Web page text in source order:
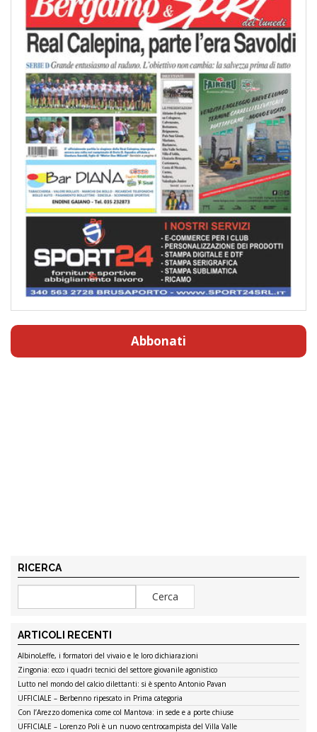
Abbonati
RICERCA
ARTICOLI RECENTI
AlbinoLeffe, i formatori del vivaio e le loro dichiarazioni
Zingonia: ecco i quadri tecnici del settore giovanile agonistico
Lutto nel mondo del calcio dilettanti: si è spento Antonio Pavan
UFFICIALE – Berbenno ripescato in Prima categoria
Con l’Arezzo domenica come col Mantova: in sede e a porte chiuse
UFFICIALE – Lorenzo Poli è un nuovo centrocampista del Villa Valle